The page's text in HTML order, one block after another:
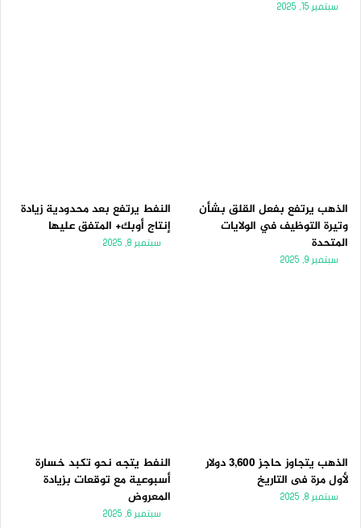
سبتمبر 15, 2025
الذهب يرتفع بفعل القلق بشأن
وتيرة التوظيف في الولايات
المتحدة
سبتمبر 9, 2025
النفط يرتفع بعد محدودية زيادة
إنتاج أوبك+ المتفق عليها
سبتمبر 8, 2025
الذهب يتجاوز حاجز 3,600 دولار
لأول مرة فى التاريخ
سبتمبر 8, 2025
النفط يتجه نحو تكبد خسارة
أسبوعية مع توقعات بزيادة
المعروض
سبتمبر 6, 2025